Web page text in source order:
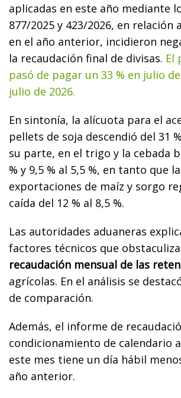
aplicadas en este año mediante
877/2025 y 423/2026, en relación
en el año anterior, incidieron
la recaudación final de divisas. El
pasó de pagar un 33 % en julio
julio de 2026.
En sintonía, la alícuota para el
pellets de soja descendió del 31
su parte, en el trigo y la cebada
% y 9,5 % al 5,5 %, en tanto que
exportaciones de maíz y sorgo
caída del 12 % al 8,5 %.
Las autoridades aduaneras
factores técnicos que
recaudación mensual de las
agrícolas. En el análisis se
de comparación.
Además, el informe de
condicionamiento de calendario
este mes tiene un día hábil
año anterior.